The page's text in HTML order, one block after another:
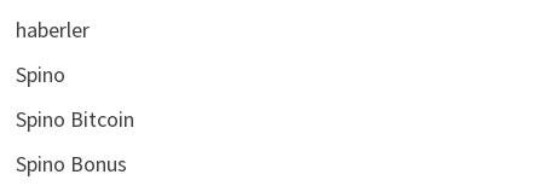
haberler
Spino
Spino Bitcoin
Spino Bonus